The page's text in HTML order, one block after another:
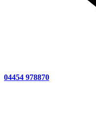
04454 978870